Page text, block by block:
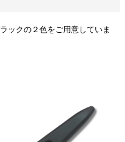
ックの２色をご用意していま